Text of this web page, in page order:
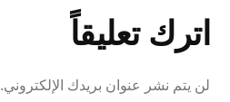
اترك تعليقاً
لن يتم نشر عنوان بريدك الإلكتروني.